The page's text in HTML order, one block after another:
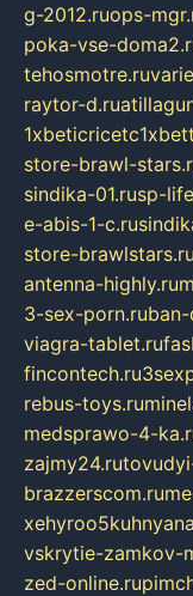
g-2012.ruops-
poka-vse-
tehosmotre.ru
raytor-d.ru
store-brawl-
sindika-01.rusp-
e-abis-1-c.ru
store-brawlstars.ru
antenna-highly.ru
3-sex-porn.ru
viagra-tablet.ru
fincontech.ru
rebus-toys.ru
medsprawo-4-
zajmy24.ru
brazzerscom.ru
vskrytie-zamkov-
zed-online.ru